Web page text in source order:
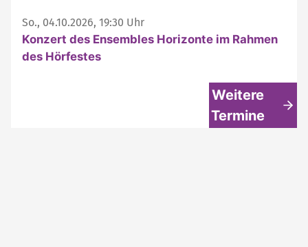
So., 04.10.2026, 19:30 Uhr
Konzert des Ensembles Horizonte im Rahmen
des Hörfestes
Weitere
Termine